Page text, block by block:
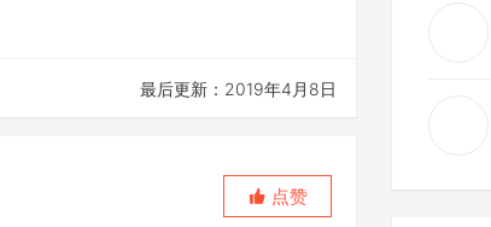
最后更新：2019年4月8日
点赞